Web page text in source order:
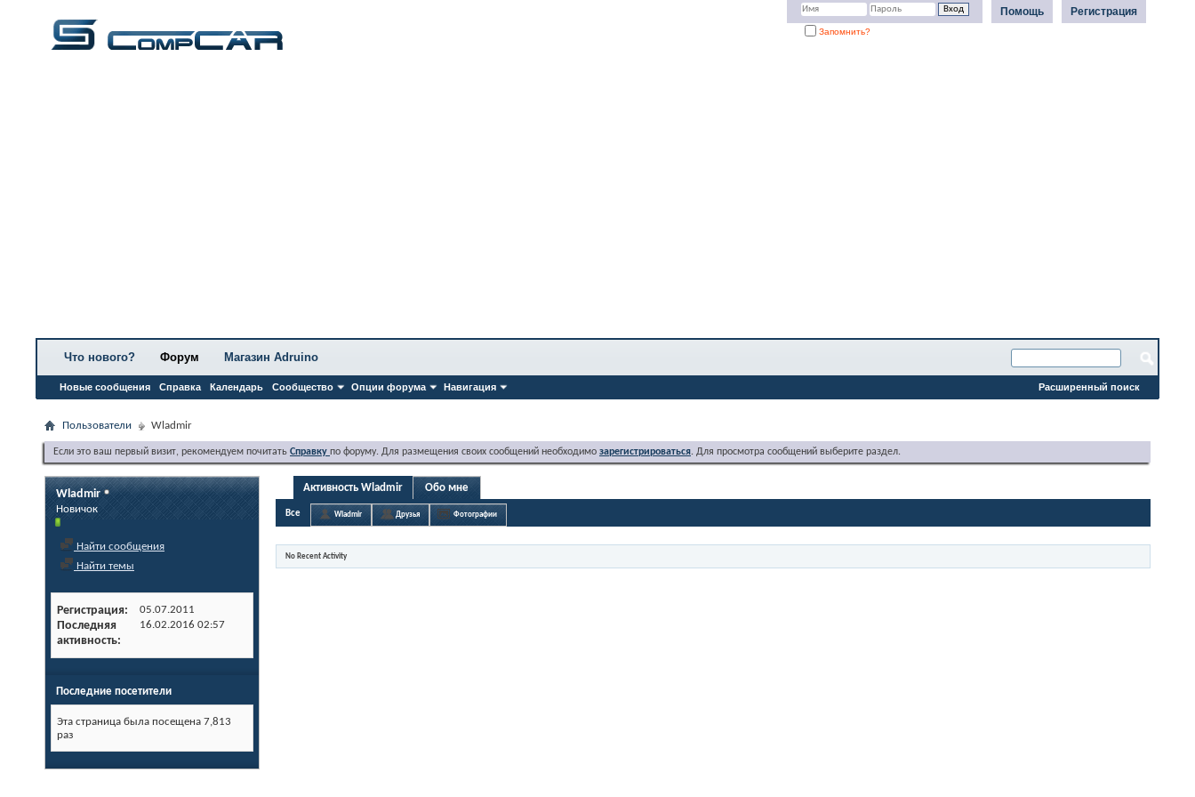
Регистрация
Помощь
Запомнить?
Что нового? Форум
Новые сообщения Справка Календарь Сообщество Опции форума Навигация
Магазин Adruino
Расширенный поиск
Пользователи Wladmir
Если это ваш первый визит, рекомендуем почитать Справку по форуму. Для размещения своих сообщений необходимо зарегистрироваться. Для просмотра сообщений выберите раздел.
Wladmir
Новичок
Найти сообщения
Найти темы
Регистрация 05.07.2011
Последняя
активность
16.02.2016 02:57
Последние посетители
Эта страница была посещена 7,813
раз
Активность Wladmir Обо мне
Все Wladmir Друзья Фотографии
No Recent Activity